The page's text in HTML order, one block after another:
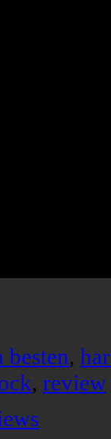
besten,
, review